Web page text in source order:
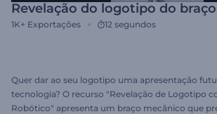
Revelação do logotipo do
1K+ Exportações 12 segundos
Quer dar ao seu logotipo uma apresentação
tecnologia? O recurso "Revelação de Logotipo
Robótico" apresenta um braço mecânico que